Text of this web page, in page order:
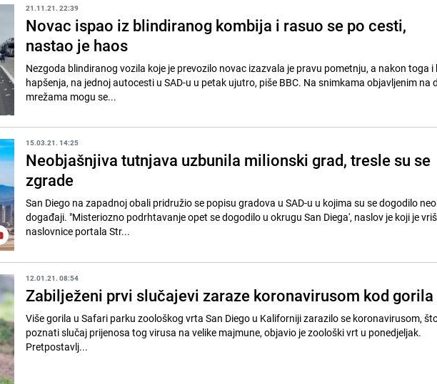
21.11.21. 22:39
Novac ispao iz blindiranog kombija i rasuo se po cesti,
nastao je haos
Nezgoda blindiranog vozila koje je prevozilo novac izazvala je pravu pometnju, a nakon toga i
hapšenja, na jednoj autocesti u SAD-u u petak ujutro, piše BBC. Na snimkama objavljenim na
mrežama mogu se...
15.03.21. 14:25
Neobjašnjiva tutnjava uzbunila milionski grad, tresle su se
zgrade
San Diego na zapadnoj obali pridružio se popisu gradova u SAD-u u kojima su se dogodilo
događaji. "Misteriozno podrhtavanje opet se dogodilo u okrugu San Diega', naslov je koji je
naslovnice portala Str...
12.01.21. 08:54
Zabilježeni prvi slučajevi zaraze koronavirusom kod gorila
Više gorila u Safari parku zoološkog vrta San Diego u Kaliforniji zarazilo se koronavirusom,
poznati slučaj prijenosa tog virusa na velike majmune, objavio je zoološki vrt u ponedjeljak.
Pretpostavlj...